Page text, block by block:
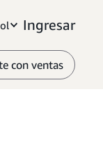
Ingresar
con ventas